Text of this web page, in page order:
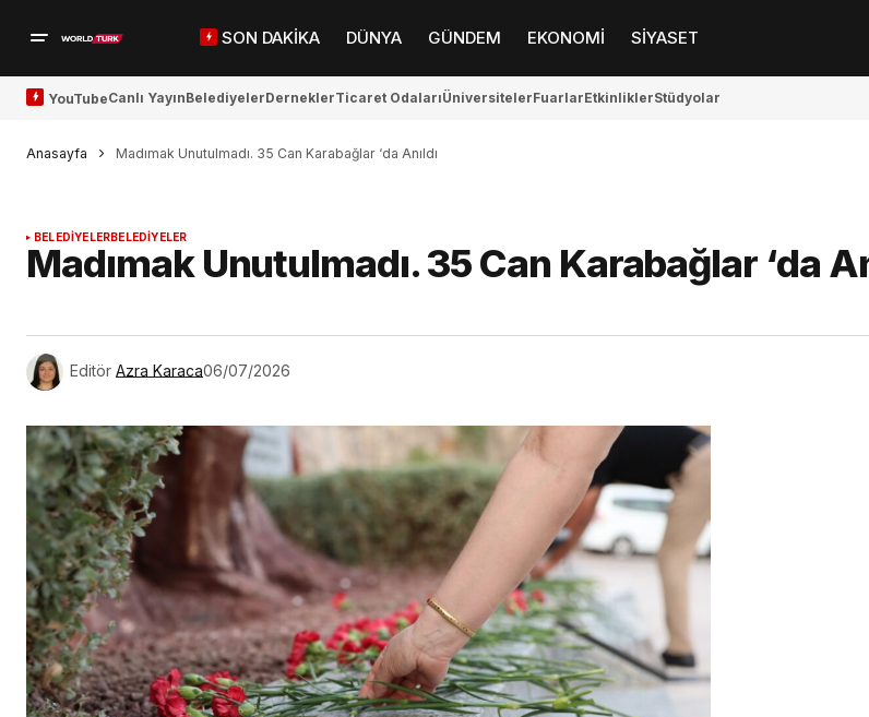
SON DAKİKA DÜNYA GÜNDEM EKONOMİ SİYASET
YouTubeCanlı YayınBelediyelerDerneklerTicaret OdalarıÜniversitelerFuarlarEtkinliklerStüdyolar
Anasayfa Madımak Unutulmadı. 35 Can Karabağlar ‘da Anıldı
BELEDİYELERBELEDİYELER
Madımak Unutulmadı. 35 Can Karabağlar ‘da
Editör Azra Karaca06/07/2026